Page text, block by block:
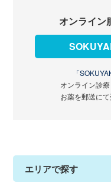
オンライン
「
オンライン診
お薬を郵送に
エリアで探す